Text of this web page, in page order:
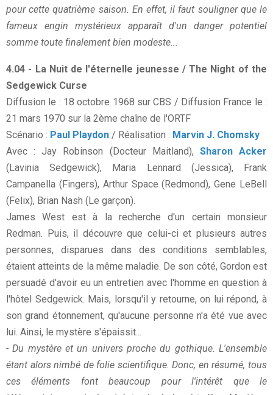
pour cette quatrième saison. En effet, il faut souligner que le
fameux engin mystérieux apparaît d'un danger potentiel
somme toute finalement bien modeste...
4.04 - La Nuit de l'éternelle jeunesse / The Night of the
Sedgewick Curse
Diffusion le : 18 octobre 1968 sur CBS / Diffusion France le :
21 mars 1970 sur la 2ème chaîne de l'ORTF
Scénario : Paul Playdon / Réalisation : Marvin J. Chomsky
Avec : Jay Robinson (Docteur Maitland), Sharon Acker
(Lavinia Sedgewick), Maria Lennard (Jessica), Frank
Campanella (Fingers), Arthur Space (Redmond), Gene LeBell
(Felix), Brian Nash (Le garçon).
James West est à la recherche d'un certain monsieur
Redman. Puis, il découvre que celui-ci et plusieurs autres
personnes, disparues dans des conditions semblables,
étaient atteints de la même maladie. De son côté, Gordon est
persuadé d'avoir eu un entretien avec l'homme en question à
l'hôtel Sedgewick. Mais, lorsqu'il y retourne, on lui répond, à
son grand étonnement, qu'aucune personne n'a été vue avec
lui. Ainsi, le mystère s'épaissit...
- Du mystère et un univers proche du gothique. L'ensemble
étant alors nimbé de folie scientifique. Donc, en résumé, tous
ces éléments font beaucoup pour l'intérêt que le